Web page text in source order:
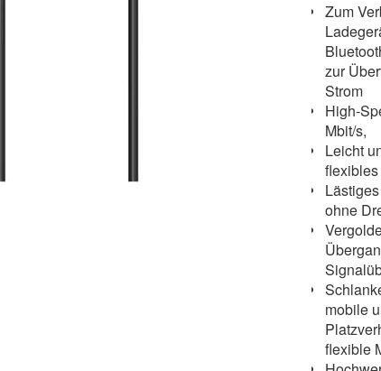
Zum
zur
Strom
High-
Mbit/s,
Leicht
ohne
mobile
flexible